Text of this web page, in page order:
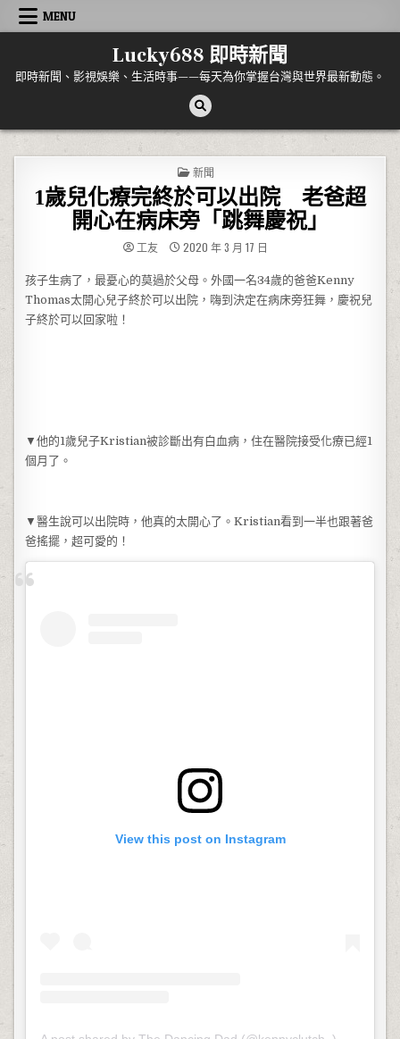
Skip to content
MENU
Lucky688 即時新聞
即時新聞、影視娛樂、生活時事——每天為你掌握台灣與世界最新動態。
POSTED IN
新聞
1歲兒化療完終於可以出院 老爸超
開心在病床旁「跳舞慶祝」
工友 2020 年 3 月 17 日
孩子生病了，最憂心的莫過於父母。外國一名34歲的爸爸Kenny
Thomas太開心兒子終於可以出院，嗨到決定在病床旁狂舞，慶祝兒
子終於可以回家啦！
▼他的1歲兒子Kristian被診斷出有白血病，住在醫院接受化療已經1
個月了。
▼醫生說可以出院時，他真的太開心了。Kristian看到一半也跟著爸
爸搖擺，超可愛的！
View this post on Instagram